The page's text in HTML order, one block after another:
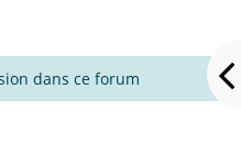
dans ce forum